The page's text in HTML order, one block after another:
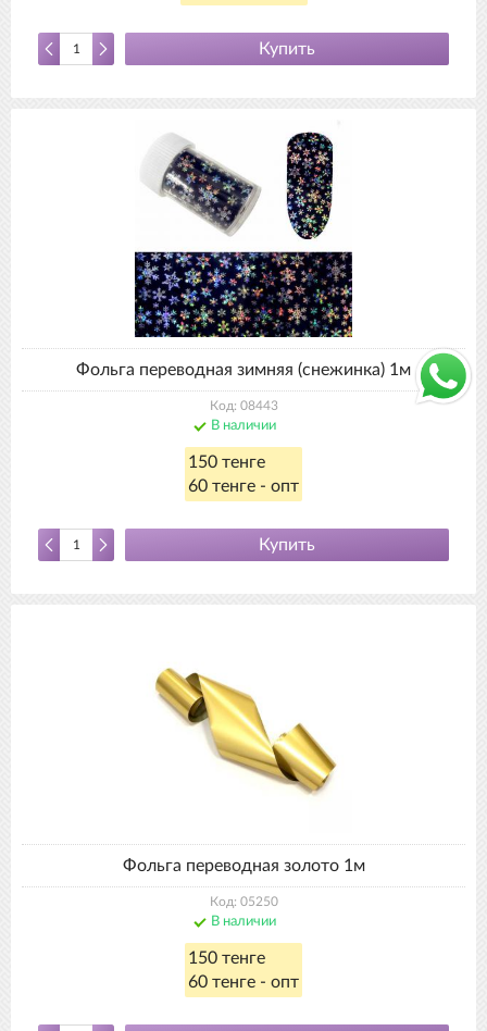
Купить
Фольга переводная зимняя (снежинка) 1м
Код: 08443
В наличии
150 тенге
60 тенге - опт
Купить
Фольга переводная золото 1м
Код: 05250
В наличии
150 тенге
60 тенге - опт